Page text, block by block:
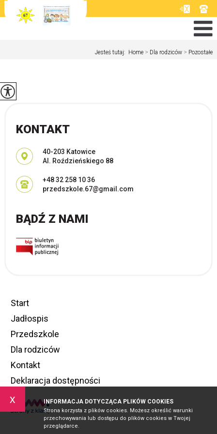
x INFORMACJA DOTYCZĄCA PLIKÓW COOKIES
Strona korzysta z plików cookies. Możesz określić warunki
przechowywania lub dostępu do plików cookies w Twojej
przeglądarce.
Jesteś tutaj: Home > Dla rodziców > Pozostałe
KONTAKT
Adres pocztowy:
40-203 Katowice
Al. Roździeńskiego 88
+48 32 258 10 36
przedszkole.67@gmail.com
BĄDŹ Z NAMI
Start
Jadłospis
Przedszkole
Dla rodziców
Kontakt
Deklaracja dostępności